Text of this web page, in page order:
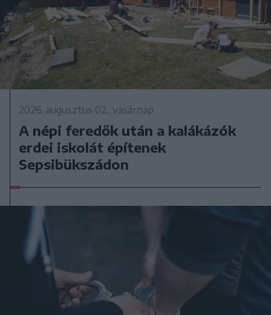
2026. augusztus 02., vasárnap
A népi feredők után a kalákázók
erdei iskolát építenek
Sepsibükszádon